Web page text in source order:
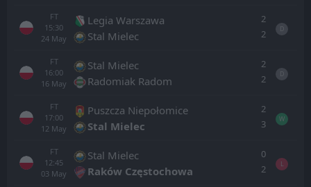
FT
15:30
24 May
Legia Warszawa
Stal Mielec
2
2
D
FT
16:00
16 May
Stal Mielec
Radomiak Radom
2
2
D
FT
17:00
12 May
Puszcza Niepołomice
Stal Mielec
2
3
W
FT
12:45
03 May
Stal Mielec
Raków Częstochowa
0
2
L